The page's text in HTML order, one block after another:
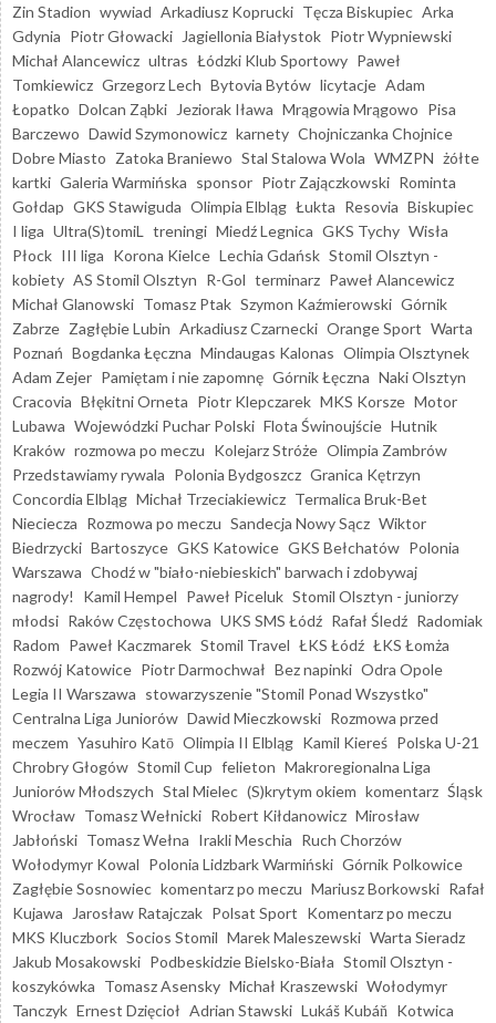
Zin Stadion wywiad Arkadiusz Koprucki Tęcza Biskupiec Arka
Gdynia Piotr Głowacki Jagiellonia Białystok Piotr Wypniewski
Michał Alancewicz ultras Łódzki Klub Sportowy Paweł
Tomkiewicz Grzegorz Lech Bytovia Bytów licytacje Adam
Łopatko Dolcan Ząbki Jeziorak Iława Mrągowia Mrągowo Pisa
Barczewo Dawid Szymonowicz karnety Chojniczanka Chojnice
Dobre Miasto Zatoka Braniewo Stal Stalowa Wola WMZPN żółte
kartki Galeria Warmińska sponsor Piotr Zajączkowski Rominta
Gołdap GKS Stawiguda Olimpia Elbląg Łukta Resovia Biskupiec
I liga Ultra(S)tomiL treningi Miedź Legnica GKS Tychy Wisła
Płock III liga Korona Kielce Lechia Gdańsk Stomil Olsztyn -
kobiety AS Stomil Olsztyn R-Gol terminarz Paweł Alancewicz
Michał Glanowski Tomasz Ptak Szymon Kaźmierowski Górnik
Zabrze Zagłębie Lubin Arkadiusz Czarnecki Orange Sport Warta
Poznań Bogdanka Łęczna Mindaugas Kalonas Olimpia Olsztynek
Adam Zejer Pamiętam i nie zapomnę Górnik Łęczna Naki Olsztyn
Cracovia Błękitni Orneta Piotr Klepczarek MKS Korsze Motor
Lubawa Wojewódzki Puchar Polski Flota Świnoujście Hutnik
Kraków rozmowa po meczu Kolejarz Stróże Olimpia Zambrów
Przedstawiamy rywala Polonia Bydgoszcz Granica Kętrzyn
Concordia Elbląg Michał Trzeciakiewicz Termalica Bruk-Bet
Nieciecza Rozmowa po meczu Sandecja Nowy Sącz Wiktor
Biedrzycki Bartoszyce GKS Katowice GKS Bełchatów Polonia
Warszawa Chodź w "biało-niebieskich" barwach i zdobywaj
nagrody!
Kamil Hempel Paweł Piceluk Stomil Olsztyn - juniorzy
młodsi Raków Częstochowa UKS SMS Łódź Rafał Śledź Radomiak
Radom Paweł Kaczmarek Stomil Travel ŁKS Łódź ŁKS Łomża
Rozwój Katowice Piotr Darmochwał Bez napinki Odra Opole
Legia II Warszawa stowarzyszenie "Stomil Ponad Wszystko"
Centralna Liga Juniorów Dawid Mieczkowski Rozmowa przed
meczem Yasuhiro Katō Olimpia II Elbląg Kamil Kiereś Polska U-21
Chrobry Głogów Stomil Cup felieton Makroregionalna Liga
Juniorów Młodszych Stal Mielec (S)krytym okiem komentarz Śląsk
Wrocław Tomasz Wełnicki Robert Kiłdanowicz Mirosław
Jabłoński Tomasz Wełna Irakli Meschia Ruch Chorzów
Wołodymyr Kowal Polonia Lidzbark Warmiński Górnik Polkowice
Zagłębie Sosnowiec komentarz po meczu Mariusz Borkowski Rafał
Kujawa
Jarosław Ratajczak Polsat Sport Komentarz po meczu
MKS Kluczbork Socios Stomil Marek Maleszewski Warta Sieradz
Jakub Mosakowski Podbeskidzie Bielsko-Biała Stomil Olsztyn -
koszykówka Tomasz Asensky Michał Kraszewski Wołodymyr
Tanczyk Ernest Dzięcioł Adrian Stawski Lukáš Kubáň Kotwica